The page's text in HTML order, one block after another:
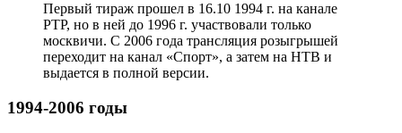
Первый тираж прошел в 16.10 1994 г. на канале
РТР, но в ней до 1996 г. участвовали только
москвичи. С 2006 года трансляция розыгрышей
переходит на канал «Спорт», а затем на НТВ и
выдается в полной версии.
1994-2006 годы